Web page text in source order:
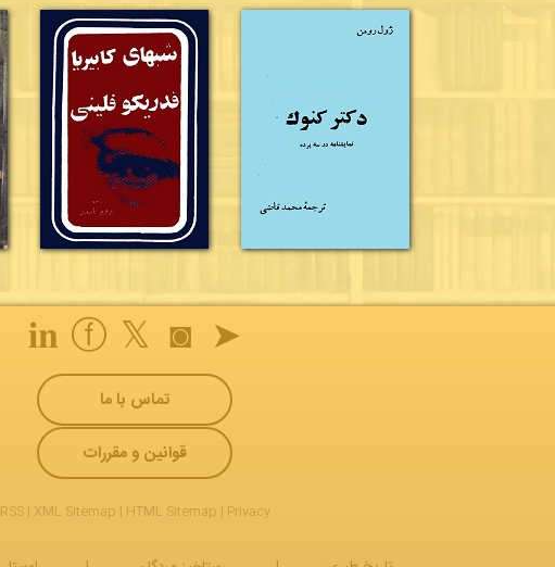
➤
◙
𝕏
ⓕ
𝐢𝐧
تماس با ما
قوانین و مقررات
RSS| XML Sitemap | HTML Sitemap | Privacy